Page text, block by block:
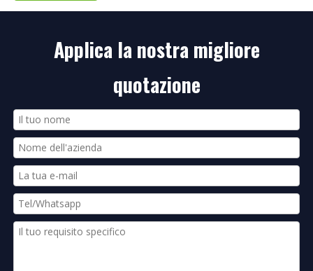
Applica la nostra migliore
quotazione